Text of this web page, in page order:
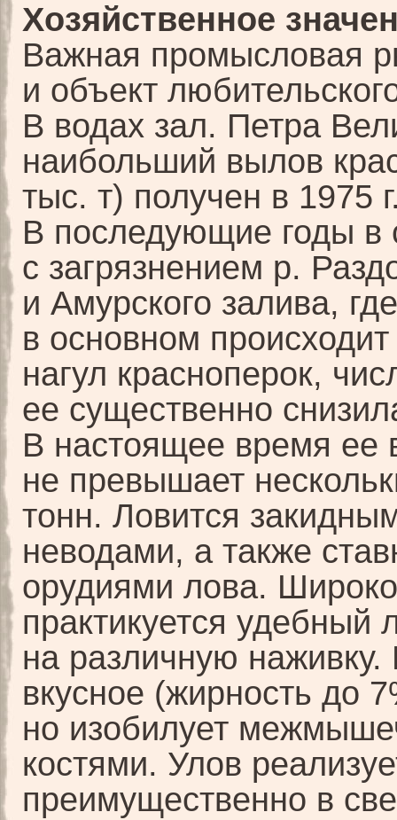
Хозяйственное
Важная промысловая
и объект
В водах зал. Петра
наибольший вылов
тыс. т) получен в 1975
В последующие годы в
с загрязнением р.
и Амурского залива, где
в основном
нагул красноперок,
ее существенно
В настоящее время ее
не превышает
тонн. Ловится
неводами, а также
орудиями лова. Широко
практикуется удебный
на различную
вкусное (жирность до
но изобилует
костями. Улов
преимущественно в